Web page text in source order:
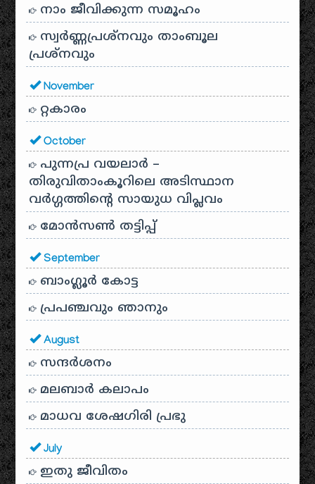
നാം ജീവിക്കുന്ന സമൂഹം
സ്വര്‍ണ്ണപ്രശ്‌നവും താംബൂല
പ്രശ്‌നവും
November
റ്റകാരം
October
പുന്നപ്ര വയലാർ –
തിരുവിതാംകൂറിലെ അടിസ്ഥാന
വർഗ്ഗത്തിന്റെ സായുധ വിപ്ലവം
മോൻസൺ തട്ടിപ്പ്
September
ബാംഗ്ലൂർ കോട്ട
പ്രപഞ്ചവും ഞാനും
August
സന്ദര്‍ശനം
മലബാർ കലാപം
മാധവ ശേഷഗിരി പ്രഭു
July
ഇതു ജീവിതം